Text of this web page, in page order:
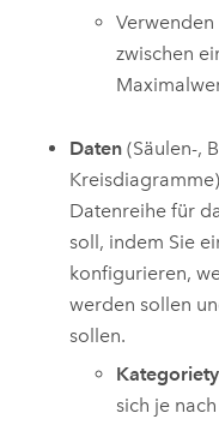
Verwenden
zwischen
Daten (Säulen-,
Datenreihe für
soll, indem Sie
konfigurieren,
werden sollen
sollen.
sich je nach